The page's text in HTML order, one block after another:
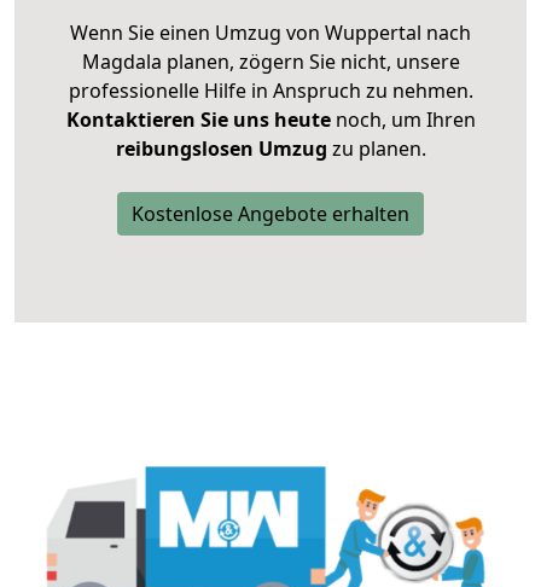
Wenn Sie einen Umzug von Wuppertal nach
Magdala planen, zögern Sie nicht, unsere
professionelle Hilfe in Anspruch zu nehmen.
Kontaktieren Sie uns heutenoch, um Ihren
reibungslosen Umzug zu planen.
Kostenlose Angebote erhalten